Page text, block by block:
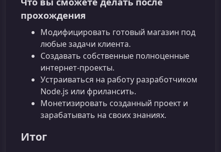
прохождения
Модифицировать готовый магазин под
любые задачи клиента.
Создавать собственные полноценные
интернет‑проекты.
Устраиваться на работу разработчиком
Node.js или фрилансить.
Монетизировать созданный проект и
зарабатывать на своих знаниях.
Итог